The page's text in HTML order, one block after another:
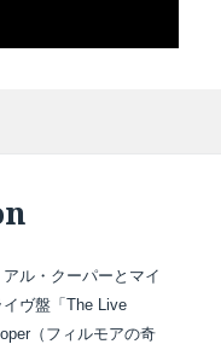
of Mike Bloomfield
ル・クーパーとマイ
ヴ盤「The Live
（フィルモアの奇